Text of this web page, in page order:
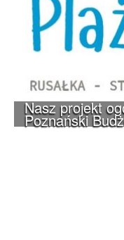
Nasz projekt
Poznański